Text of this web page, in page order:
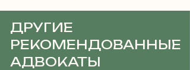
ДРУГИЕ
РЕКОМЕНДОВАННЫЕ
АДВОКАТЫ